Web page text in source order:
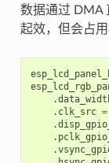
数据通过 DMA
起效，但会占
.
. clk_src =
.
.
.